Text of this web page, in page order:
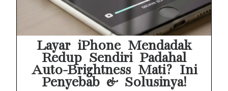
Baterai Apple Watch Cepat Boros? Ini Penyebab dan Cara Mengatasinya
HP Huawei Cepat Panas? Ini Penyebab Utama dan Cara Mengatasinya
Layar iPhone Mendadak
Redup Sendiri Padahal
Auto-Brightness Mati? Ini
Penyebab & Solusinya!